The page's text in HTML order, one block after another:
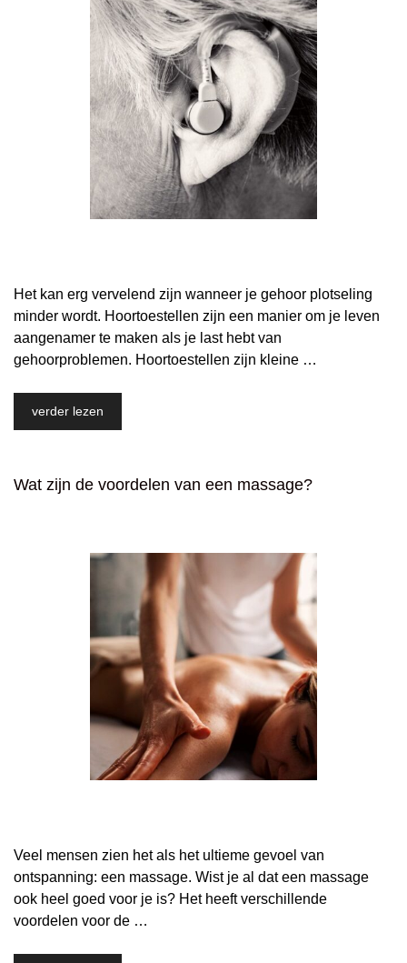
Het kan erg vervelend zijn wanneer je gehoor plotseling
minder wordt. Hoortoestellen zijn een manier om je leven
aangenamer te maken als je last hebt van
gehoorproblemen. Hoortoestellen zijn kleine …
verder lezen
Wat zijn de voordelen van een massage?
Veel mensen zien het als het ultieme gevoel van
ontspanning: een massage. Wist je al dat een massage
ook heel goed voor je is? Het heeft verschillende
voordelen voor de …